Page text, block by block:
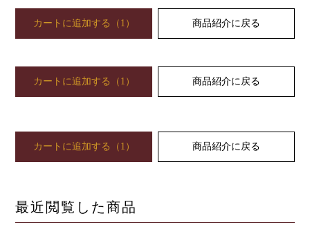
カートに追加する （ 1 ） 商品紹介に戻る
カートに追加する （ 1 ） 商品紹介に戻る
カートに追加する （ 1 ） 商品紹介に戻る
最近閲覧した商品